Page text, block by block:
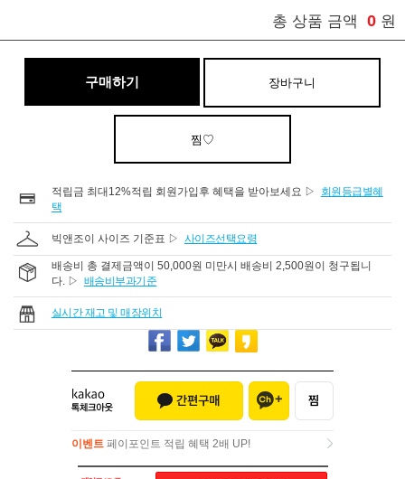
총 상품 금액 0 원
구매하기 장바구니
찜♡
적립금 최대12%적립 회원가입후 혜택을 받아보세요 ▷
회원등급별혜
택
빅앤조이 사이즈 기준표 ▷ 사이즈선택요령
배송비 총 결제금액이 50,000원 미만시 배송비 2,500원이 청구됩니
다. ▷ 배송비부과기준
실시간 재고 및 매장위치
이벤트 페이포인트 적립 혜택 2배 UP!
이벤트페이포인트 적립 혜택 2배 UP!